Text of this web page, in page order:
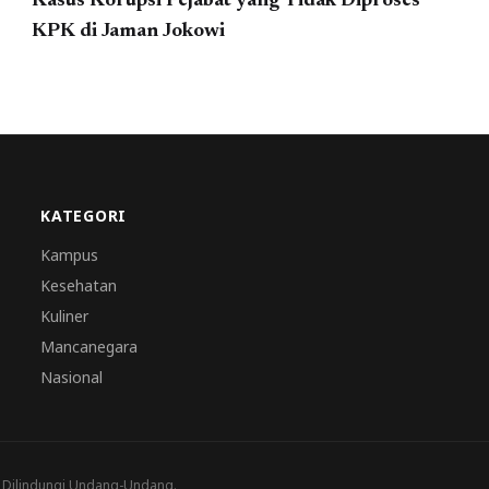
KPK di Jaman Jokowi
KATEGORI
Kampus
Kesehatan
Kuliner
Mancanegara
Nasional
Undang-Undang.